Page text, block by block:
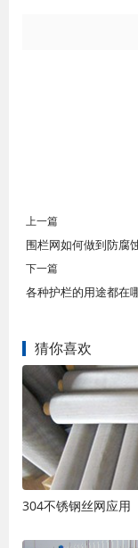
上一篇
围栏网如何做到防腐
下一篇
各种护栏的用途都在
猜你喜欢
304不锈钢丝网应用